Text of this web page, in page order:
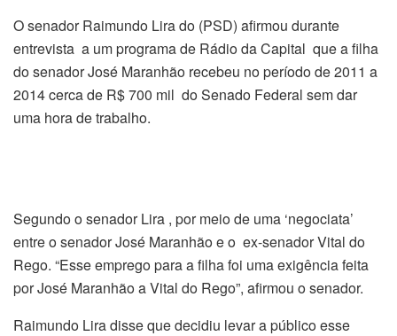
O senador Raimundo Lira do (PSD) afirmou durante
entrevista a um programa de Rádio da Capital que a filha
do senador José Maranhão recebeu no período de 2011 a
2014 cerca de R$ 700 mil do Senado Federal sem dar
uma hora de trabalho.
Segundo o senador Lira , por meio de uma ‘negociata’
entre o senador José Maranhão e o ex-senador Vital do
Rego. “Esse emprego para a filha foi uma exigência feita
por José Maranhão a Vital do Rego”, afirmou o senador.
Raimundo Lira disse que decidiu levar a público esse